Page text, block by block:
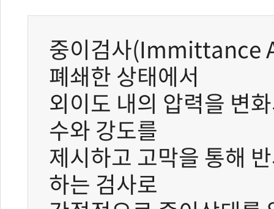
중이검사(Immittance
폐쇄한 상태에서
외이도 내의 압력을 변
수와 강도를
제시하고 고막을 통해
하는 검사로